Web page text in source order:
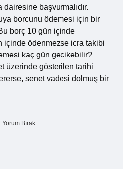
başvurmalıdır.
borcunu ödemesi için bir
borç 10 gün içinde
içinde ödenmezse icra takibi
kaç gün gecikebilir?
üzerinde gösterilen tarihi
senet vadesi dolmuş bir
Yorum Bırak